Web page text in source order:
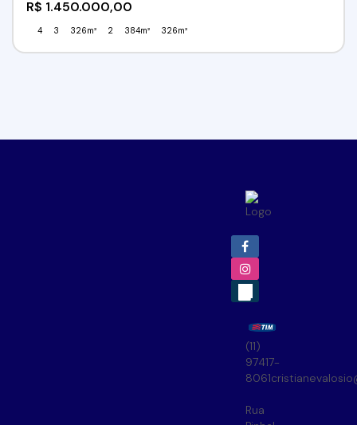
R$ 1.450.000,00
4 3 326m² 2 384m² 326m²
(11)
97417-
8061
Rua